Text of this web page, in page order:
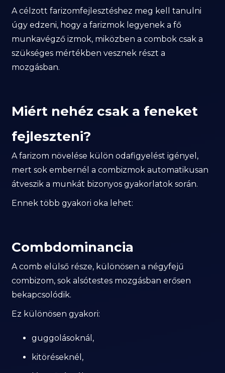
A célzott farizomfejlesztéshez meg kell tanulni
úgy edzeni, hogy a farizmok legyenek a fő
munkavégző izmok, miközben a combok csak a
szükséges mértékben vesznek részt a
mozgásban.
Miért nehéz csak a feneket
fejleszteni?
A farizom növelése külön odafigyelést igényel,
mert sok embernél a combizmok automatikusan
átveszik a munkát bizonyos gyakorlatok során.
Ennek több gyakori oka lehet:
Combdominancia
A comb elülső része, különösen a négyfejű
combizom, sok alsótestes mozgásban erősen
bekapcsolódik.
Ez különösen gyakori:
guggolásoknál,
kitöréseknél,